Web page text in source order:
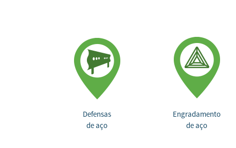
Defensas
de aço
Engradamento
de aço